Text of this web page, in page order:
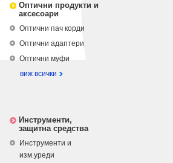
Оптични продукти и
аксесоари
Оптични пач корди
Оптични адаптери
Оптични муфи
виж всички
Инструменти,
защитна средства
Инструменти и
изм.уреди